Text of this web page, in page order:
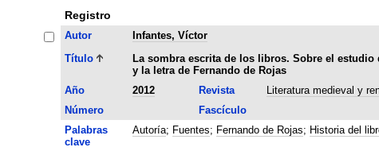
Registro
Autor
Infantes, Víctor
Título
La sombra escrita de los libros. Sobre el
y la letra de Fernando de Rojas
Año 2012 Revista Literatura medieval y
Número
Fascículo
Palabras
clave
Autoría; Fuentes; Fernando de Rojas; Historia del